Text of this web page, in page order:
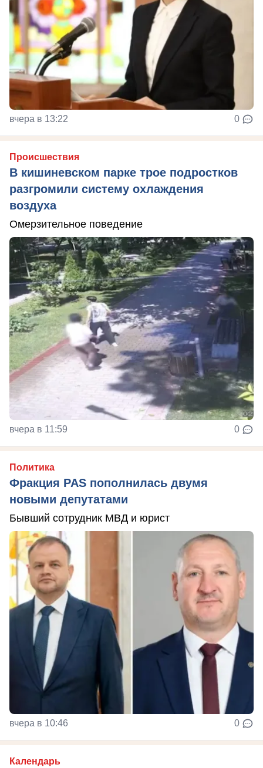
вчера в 13:22 0
Происшествия
В кишиневском парке трое подростков
разгромили систему охлаждения
воздуха
Омерзительное поведение
вчера в 11:59 0
Политика
Фракция PAS пополнилась двумя
новыми депутатами
Бывший сотрудник МВД и юрист
вчера в 10:46 0
Календарь